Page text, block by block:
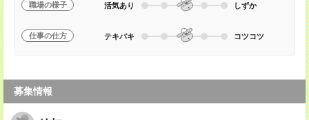
職場の様子 活気あり しずか
仕事の仕方 テキパキ コツコツ
募集情報